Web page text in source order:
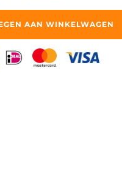
AAN WINKELWAGEN